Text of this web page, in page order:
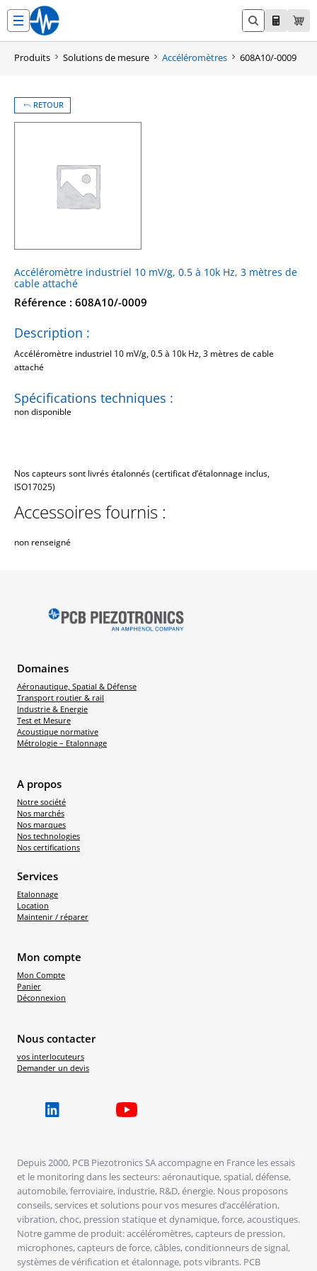
contenu
Produits Solutions de mesure Accéléromètres 608A10/-0009
RETOUR
Accéléromètre industriel 10 mV/g, 0.5 à 10k Hz, 3 mètres de
cable attaché
Référence : 608A10/-0009
Spécifications techniques :
non disponible
Description :
Accéléromètre industriel 10 mV/g, 0.5 à 10k Hz, 3 mètres de cable
attaché
Nos capteurs sont livrés étalonnés (certificat d’étalonnage inclus,
ISO17025)
Accessoires fournis :
non renseigné
Domaines
Aéronautique, Spatial & Défense
Transport routier & rail
Industrie & Energie
Test et Mesure
Acoustique normative
Métrologie – Etalonnage
A propos
Notre société
Nos marchés
Nos marques
Nos technologies
Nos certifications
Services
Etalonnage
Location
Maintenir / réparer
Mon compte
Mon Compte
Panier
Déconnexion
Nous contacter
vos interlocuteurs
Demander un devis
Depuis 2000, PCB Piezotronics SA accompagne en France les essais
et le monitoring dans les secteurs: aéronautique, spatial, défense,
automobile, ferroviaire, industrie, R&D, énergie. Nous proposons
conseils, services et solutions pour vos mesures d’accélération,
vibration, choc, pression statique et dynamique, force, acoustiques.
Notre gamme de produit: accéléromètres, capteurs de pression,
microphones, capteurs de force, câbles, conditionneurs de signal,
systèmes de vérification et étalonnage, pots vibrants. PCB